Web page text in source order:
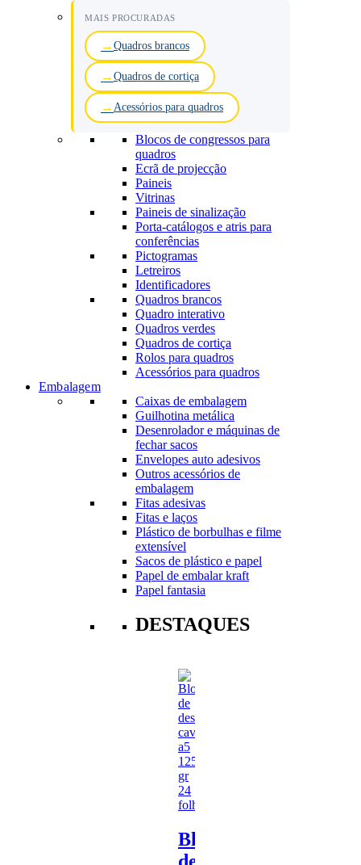
MAIS PROCURADAS
Quadros brancos
Quadros de cortiça
Acessórios para quadros
Blocos de congressos para
quadros
Ecrã de projecção
Paineis
Vitrinas
Paineis de sinalização
Porta-catálogos e atris para
conferências
Pictogramas
Letreiros
Identificadores
Quadros brancos
Quadro interativo
Quadros verdes
Quadros de cortiça
Rolos para quadros
Acessórios para quadros
Embalagem
Caixas de embalagem
Guilhotina metálica
Desenrolador e máquinas de
fechar sacos
Envelopes auto adesivos
Outros acessórios de
embalagem
Fitas adesivas
Fitas e laços
Plástico de borbulhas e filme
extensível
Sacos de plástico e papel
Papel de embalar kraft
Papel fantasia
DESTAQUES
Bloco
de